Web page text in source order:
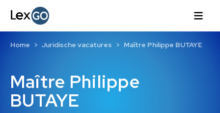
Maître Philippe
BUTAYE
Home Juridische vacatures Maître Philippe BUTAYE